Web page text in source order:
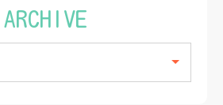
ARCHIVE